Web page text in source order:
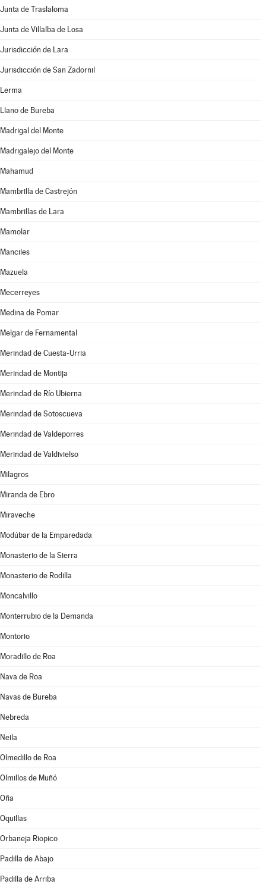
Junta de Traslaloma
Junta de Villalba de Losa
Jurisdicción de Lara
Jurisdicción de San Zadornil
Lerma
Llano de Bureba
Madrigal del Monte
Madrigalejo del Monte
Mahamud
Mambrilla de Castrejón
Mambrillas de Lara
Mamolar
Manciles
Mazuela
Mecerreyes
Medina de Pomar
Melgar de Fernamental
Merindad de Cuesta-Urria
Merindad de Montija
Merindad de Río Ubierna
Merindad de Sotoscueva
Merindad de Valdeporres
Merindad de Valdivielso
Milagros
Miranda de Ebro
Miraveche
Modúbar de la Emparedada
Monasterio de la Sierra
Monasterio de Rodilla
Moncalvillo
Monterrubio de la Demanda
Montorio
Moradillo de Roa
Nava de Roa
Navas de Bureba
Nebreda
Neila
Olmedillo de Roa
Olmillos de Muñó
Oña
Oquillas
Orbaneja Riopico
Padilla de Abajo
Padilla de Arriba